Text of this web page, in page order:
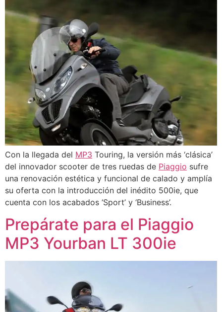
Con la llegada del MP3 Touring, la versión más ‘clásica’
del innovador scooter de tres ruedas de Piaggio sufre
una renovación estética y funcional de calado y amplía
su oferta con la introducción del inédito 500ie, que
cuenta con los acabados ‘Sport’ y ‘Business’.
Prepárate para el Piaggio
MP3 Yourban LT 300ie